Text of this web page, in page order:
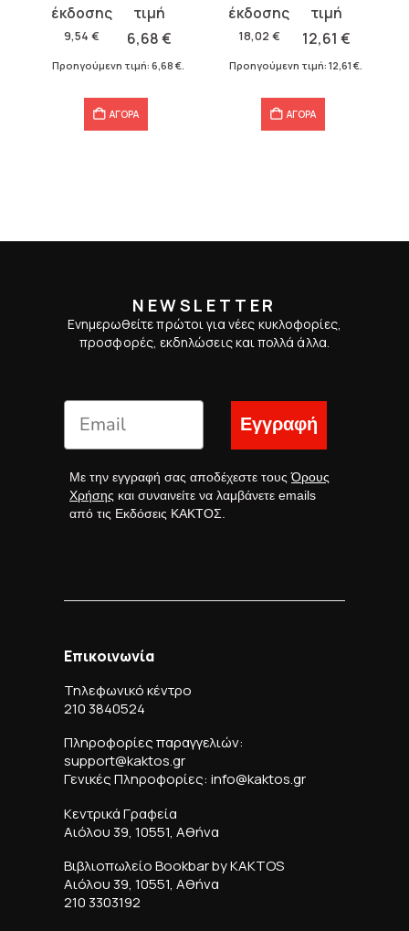
9,54 €
price
was:
9,54 €.
6,68€
τρέχουσα
τιμή
είναι:
Προηγούμενη τιμή: 6,68 €.
ΑΓΟΡΑ
18,02 €
price
was:
18,02 €.
12,61 €
τρέχουσα
τιμή
είναι:
Προηγούμενη τιμή: 12,61 €.
ΑΓΟΡΑ
NEWSLETTER
Ενημερωθείτε πρώτοι για νέες κυκλοφορίες,
προσφορές, εκδηλώσεις και πολλά άλλα.
Εγγραφή
Με την εγγραφή σας αποδέχεστε τουςΌρους
Χρήσης και συναινείτε να λαμβάνετε emails
από τις Εκδόσεις ΚΑΚΤΟΣ.
Επικοινωνία
Τηλεφωνικό κέντρο
210 3840524
Πληροφορίες παραγγελιών:
support@kaktos.gr
Γενικές Πληροφορίες: info@kaktos.gr
Κεντρικά Γραφεία
Αιόλου 39, 10551, Αθήνα
Βιβλιοπωλείο Bookbar by KAKTOS
Αιόλου 39, 10551, Αθήνα
210 3303192